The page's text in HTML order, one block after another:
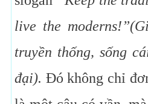
live the
truyền thống, sống
đại). Đó không chỉ